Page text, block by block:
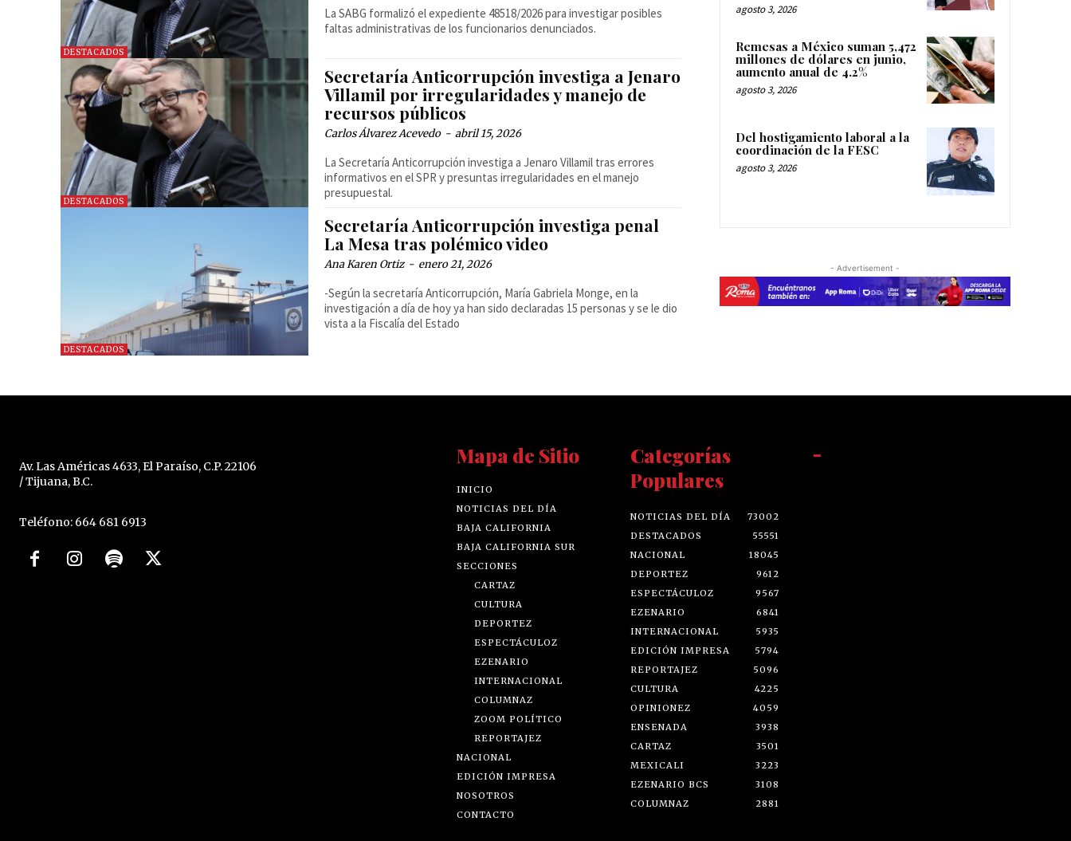
DESTACADOS
La SABG formalizó el expediente 48518/2026 para investigar posibles
faltas administrativas de los funcionarios denunciados.
DESTACADOS
Secretaría Anticorrupción investiga a Jenaro
Villamil por irregularidades y manejo de
recursos públicos
Carlos Álvarez Acevedo - abril 15, 2026
La Secretaría Anticorrupción investiga a Jenaro Villamil tras errores
informativos en el SPR y presuntas irregularidades en el manejo
presupuestal.
DESTACADOS
Secretaría Anticorrupción investiga penal
La Mesa tras polémico video
Ana Karen Ortiz - enero 21, 2026
-Según la secretaría Anticorrupción, María Gabriela Monge, en la
investigación a día de hoy ya han sido declaradas 15 personas y se le dio
vista a la Fiscalía del Estado
agosto 3, 2026
Remesas a México suman 5,472
millones de dólares en junio,
aumento anual de 4.2%
agosto 3, 2026
Del hostigamiento laboral a la
coordinación de la FESC
agosto 3, 2026
- Advertisement -
Av. Las Américas 4633, El Paraíso, C.P. 22106
/ Tijuana, B.C.
Teléfono: 664 681 6913
Mapa de Sitio
INICIO
NOTICIAS DEL DÍA
BAJA CALIFORNIA
BAJA CALIFORNIA SUR
SECCIONES
CARTAZ
CULTURA
DEPORTEZ
ESPECTÁCULOZ
EZENARIO
INTERNACIONAL
COLUMNAZ
ZOOM POLÍTICO
REPORTAJEZ
NACIONAL
EDICIÓN IMPRESA
NOSOTROS
CONTACTO
Categorías
Populares
NOTICIAS DEL DÍA
73002
DESTACADOS
55551
NACIONAL
18045
DEPORTEZ
9612
ESPECTÁCULOZ
9567
EZENARIO
6841
INTERNACIONAL
5935
EDICIÓN IMPRESA
5794
REPORTAJEZ
5096
CULTURA
4225
OPINIONEZ
4059
ENSENADA
3938
CARTAZ
3501
MEXICALI
3223
EZENARIO BCS
3108
COLUMNAZ
2881
-